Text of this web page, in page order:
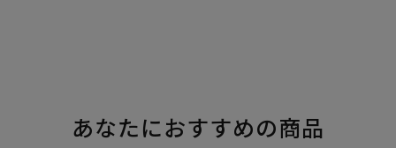
あなたにおすすめの商品